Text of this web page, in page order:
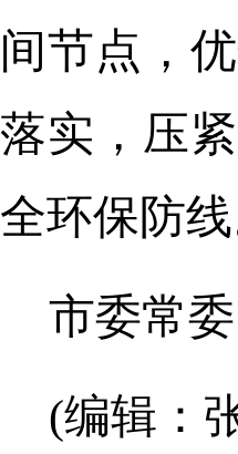
间节点，
落实，压
全环保防线
市委常
(编辑：